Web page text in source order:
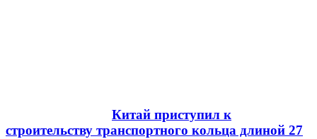
Китай приступил к
строительству транспортного кольца длиной 27